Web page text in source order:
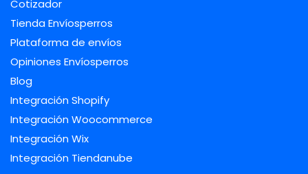
Cotizador
Tienda Envíosperros
Plataforma de envíos
Opiniones Envíosperros
Blog
Integración Shopify
Integración Woocommerce
Integración Wix
Integración Tiendanube